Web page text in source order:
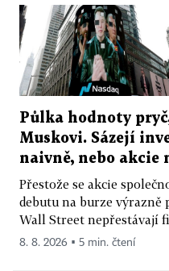
Půlka hodnoty
Muskovi. Sázejí
naivně, nebo akcie
Přestože se akcie
debutu na burze
Wall Street nepřestávají
8. 8. 2026 ▪ 5 min. čtení